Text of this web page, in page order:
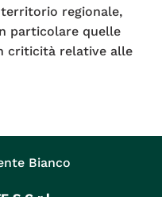
regionale,
particolare quelle
criticità relative alle